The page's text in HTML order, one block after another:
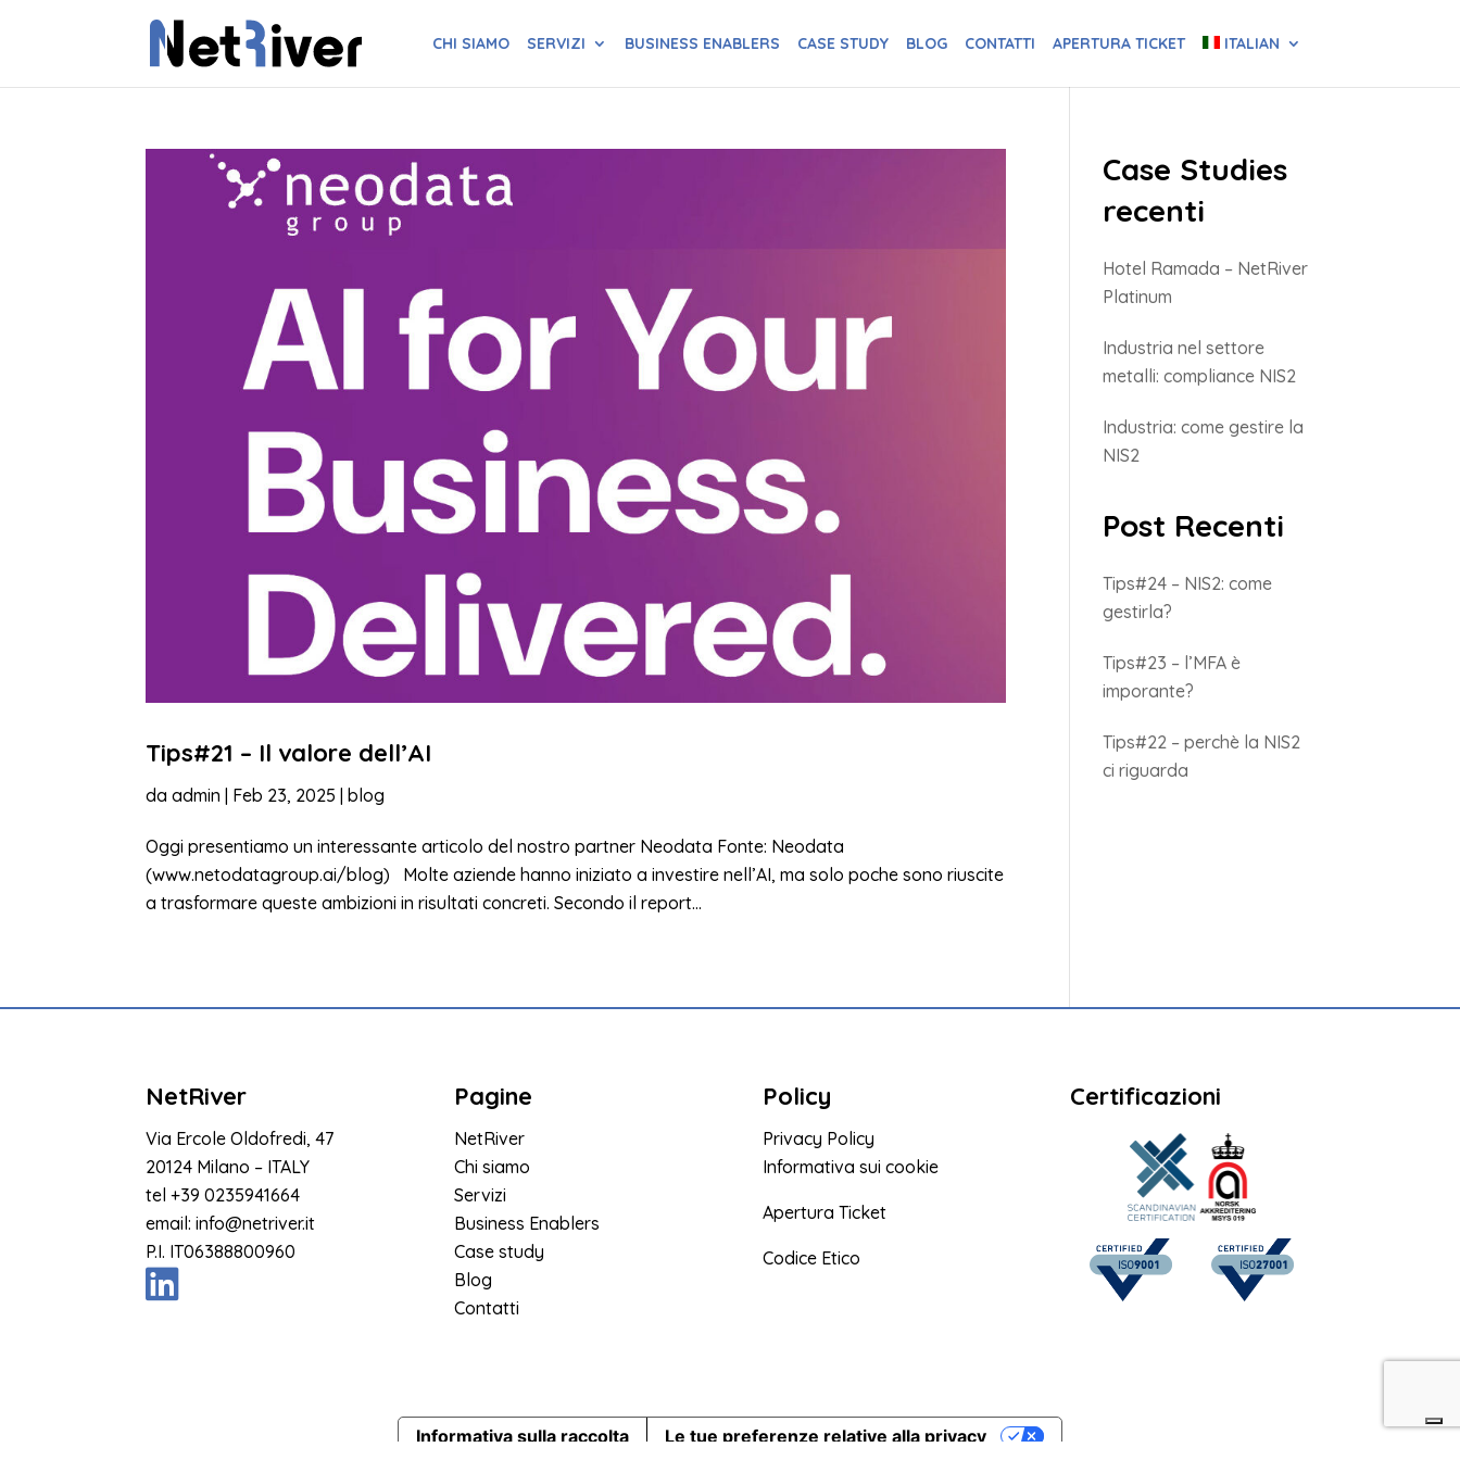
CHI SIAMO SERVIZI BUSINESS ENABLERS CASE STUDY BLOG CONTATTI APERTURA TICKET ITALIAN
Tips#21 – Il valore dell’AI
daadmin | Feb 23, 2025 |blog
Oggi presentiamo un interessante articolo del nostro partner Neodata Fonte: Neodata
(www.netodatagroup.ai/blog) Molte aziende hanno iniziato a investire nell’AI, ma solo poche sono riuscite
a trasformare queste ambizioni in risultati concreti. Secondo il report...
Case Studies
recenti
Hotel Ramada – NetRiver
Platinum
Industria nel settore
metalli: compliance NIS2
Industria: come gestire la
NIS2
Post Recenti
Tips#24 – NIS2: come
gestirla?
Tips#23 – l’MFA è
imporante?
Tips#22 – perchè la NIS2
ci riguarda
NetRiver
Via Ercole Oldofredi, 47
20124 Milano – ITALY
tel+39 0235941664
email:info@netriver.it
P.I. IT06388800960
Pagine
NetRiver
Chi siamo
Servizi
Business Enablers
Case study
Blog
Contatti
Policy
Privacy Policy
Informativa sui cookie
Apertura Ticket
Codice Etico
Certificazioni
Informativa sulla raccolta Le tue preferenze relative alla privacy